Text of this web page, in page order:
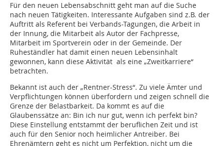
Für den neuen Lebensabschnitt geht man auf die Suche
nach neuen Tätigkeiten. Interessante Aufgaben sind z.B. der
Auftritt als Referent bei Verbands-Tagungen, die Arbeit in
der Innung, die Mitarbeit als Autor der Fachpresse,
Mitarbeit im Sportverein oder in der Gemeinde. Der
Ruheständler hat damit einen neuen Lebensinhalt
gewonnen, kann diese Aktivität als eine „Zweitkarriere“
betrachten.
Bekannt ist auch der „Rentner-Stress“. Zu viele Ämter und
Verpflichtungen können überfordern und zeigen schnell die
Grenze der Belastbarkeit. Da kommt es auf die
Glaubenssätze an: Bin ich nur gut, wenn ich perfekt bin?
Diese Einstellung entstammt der beruflichen Zeit und ist
auch für den Senior noch heimlicher Antreiber. Bei
Ehrenämtern geht es nicht um Perfektion, nicht um die